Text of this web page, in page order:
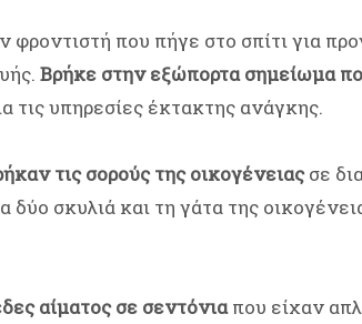
φροντιστή που πήγε στο σπίτι για
Βρήκε στην εξώπορτα σημείωμα
τις υπηρεσίες έκτακτης ανάγκης.
τις σορούς της οικογένειαςσε
δύο σκυλιά και τη γάτα της
αίματος σε σεντόνιαπου είχαν